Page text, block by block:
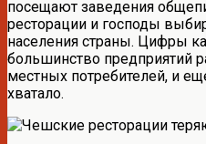
посещают заведения
ресторации и господы
населения страны. Цифры
большинство предприятий
местных потребителей, и
хватало.